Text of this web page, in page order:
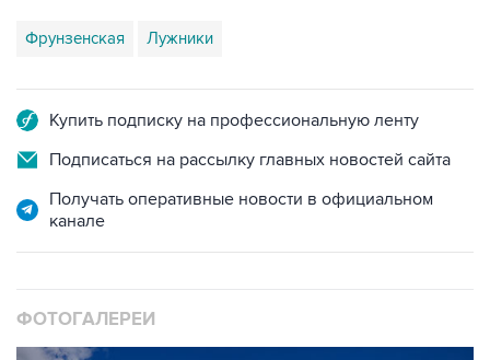
Фрунзенская Лужники
Купить подписку на профессиональную ленту
Подписаться на рассылку главных новостей сайта
Получать оперативные новости в официальном
канале
ФОТОГАЛЕРЕИ